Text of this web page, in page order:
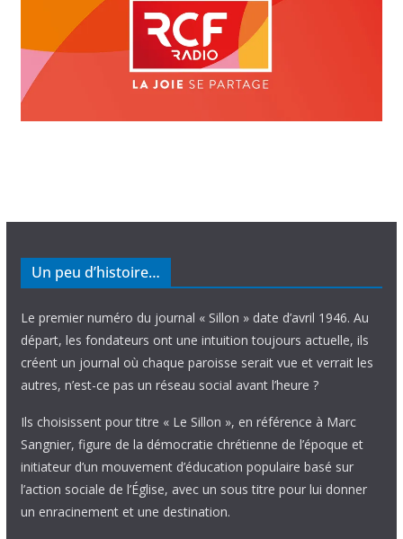
Un peu d’histoire…
Le premier numéro du journal « Sillon » date d’avril 1946. Au
départ, les fondateurs ont une intuition toujours actuelle, ils
créent un journal où chaque paroisse serait vue et verrait les
autres, n’est-ce pas un réseau social avant l’heure ?
Ils choisissent pour titre « Le Sillon », en référence à Marc
Sangnier, figure de la démocratie chrétienne de l’époque et
initiateur d’un mouvement d’éducation populaire basé sur
l’action sociale de l’Église, avec un sous titre pour lui donner
un enracinement et une destination.